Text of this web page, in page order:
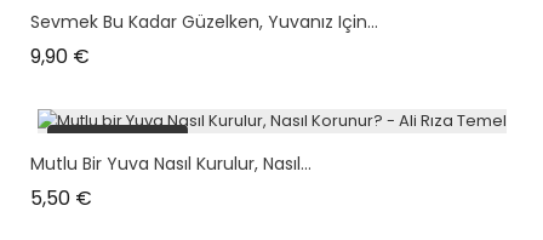
Sevmek Bu Kadar Güzelken, Yuvanız Için...
9,90 €
plus en stock
Mutlu Bir Yuva Nasıl Kurulur, Nasıl...
5,50 €